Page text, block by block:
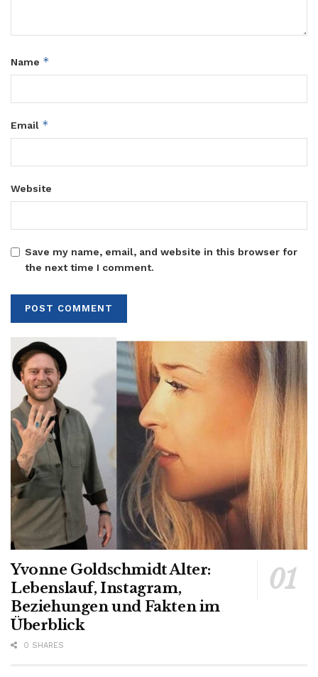
Name *
Email *
Website
Save my name, email, and website in this browser for
the next time I comment.
Yvonne Goldschmidt Alter:
Lebenslauf, Instagram,
Beziehungen und Fakten im
Überblick
0 SHARES